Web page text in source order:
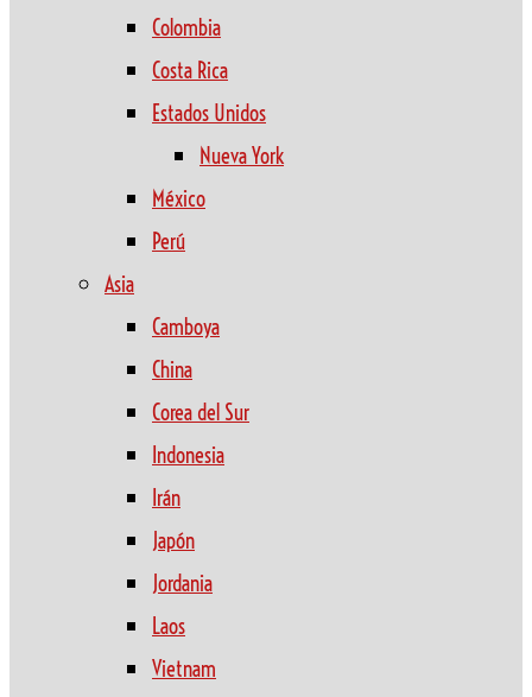
Colombia
Costa Rica
Estados Unidos
Nueva York
México
Perú
Asia
Camboya
China
Corea del Sur
Indonesia
Irán
Japón
Jordania
Laos
Vietnam